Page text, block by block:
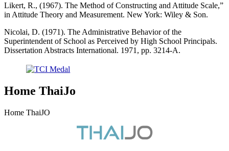
Likert, R., (1967). The Method of Constructing and Attitude Scale,”
in Attitude Theory and Measurement. New York: Wiley & Son.
Nicolai, D. (1971). The Administrative Behavior of the
Superintendent of School as Perceived by High School Principals.
Dissertation Abstracts International. 1971, pp. 3214-A.
Home ThaiJo
Home ThaiJO